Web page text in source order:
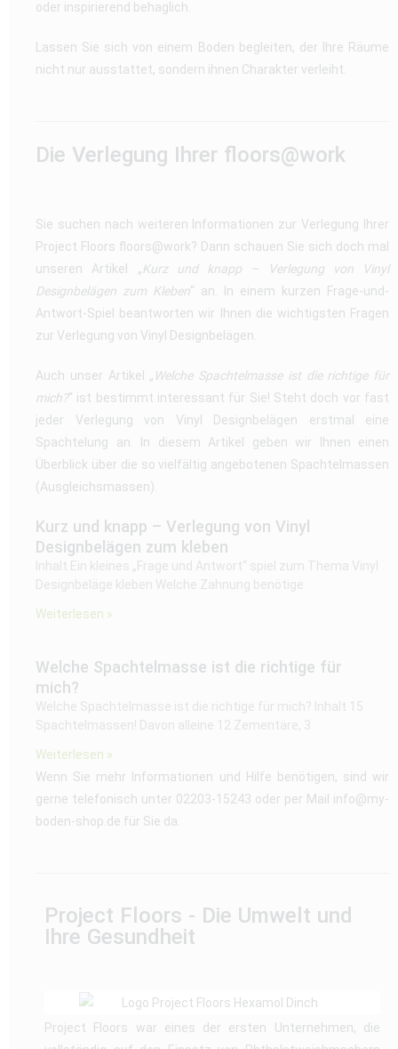
oder inspirierend behaglich.
Lassen Sie sich von einem Boden begleiten, der Ihre Räume
nicht nur ausstattet, sondern ihnen Charakter verleiht.
Die Verlegung Ihrer floors@work
Sie suchen nach weiteren Informationen zur Verlegung Ihrer
Project Floors floors@work? Dann schauen Sie sich doch mal
unseren Artikel „Kurz und knapp – Verlegung von Vinyl
Designbelägen zum Kleben“ an. In einem kurzen Frage-und-
Antwort-Spiel beantworten wir Ihnen die wichtigsten Fragen
zur Verlegung von Vinyl Designbelägen.
Auch unser Artikel „ Welche Spachtelmasse ist die richtige für
mich?“ ist bestimmt interessant für Sie! Steht doch vor fast
jeder Verlegung von Vinyl Designbelägen erstmal eine
Spachtelung an. In diesem Artikel geben wir Ihnen einen
Überblick über die so vielfältig angebotenen Spachtelmassen
(Ausgleichsmassen).
Kurz und knapp – Verlegung von Vinyl
Designbelägen zum kleben
Inhalt Ein kleines „Frage und Antwort“ spiel zum Thema Vinyl
Designbeläge kleben Welche Zahnung benötige
Weiterlesen »
Welche Spachtelmasse ist die richtige für
mich?
Welche Spachtelmasse ist die richtige für mich? Inhalt 15
Spachtelmassen! Davon alleine 12 Zementäre, 3
Weiterlesen »
Wenn Sie mehr Informationen und Hilfe benötigen, sind wir
gerne telefonisch unter 02203-15243 oder per Mail info@my-
boden-shop.de für Sie da.
Project Floors - Die Umwelt und
Ihre Gesundheit
Project Floors war eines der ersten Unternehmen, die